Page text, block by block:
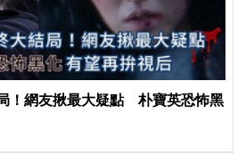
！網友揪最大疑點 朴寶英恐怖黑